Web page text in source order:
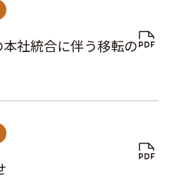
社統合に伴う移転の